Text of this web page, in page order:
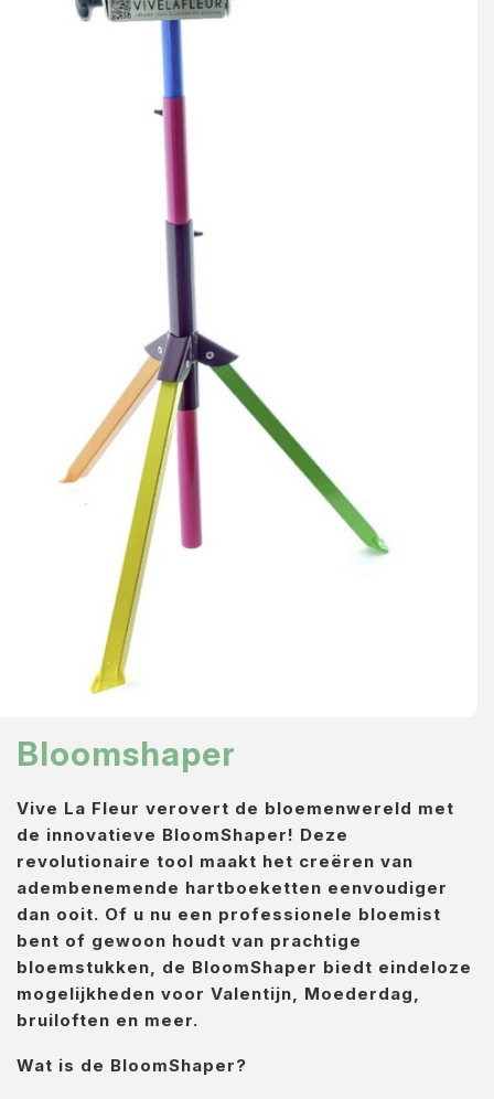
RouwLint + Inkt
Zijde Bloemen
Arddeco Arrangementen
Bloomshaper
Vive La Fleur verovert de bloemenwereld met
de innovatieve BloomShaper! Deze
revolutionaire tool maakt het creëren van
adembenemende hartboeketten eenvoudiger
dan ooit. Of u nu een professionele bloemist
bent of gewoon houdt van prachtige
bloemstukken, de BloomShaper biedt eindeloze
mogelijkheden voor Valentijn, Moederdag,
bruiloften en meer.
Wat is de BloomShaper?